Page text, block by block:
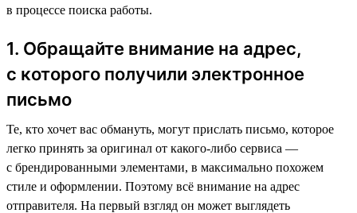
в процессе поиска работы.
1. Обращайте внимание на адрес,
с которого получили электронное
письмо
Те, кто хочет вас обмануть, могут прислать письмо, которое
легко принять за оригинал от какого-либо сервиса —
с брендированными элементами, в максимально похожем
стиле и оформлении. Поэтому всё внимание на адрес
отправителя. На первый взгляд он может выглядеть